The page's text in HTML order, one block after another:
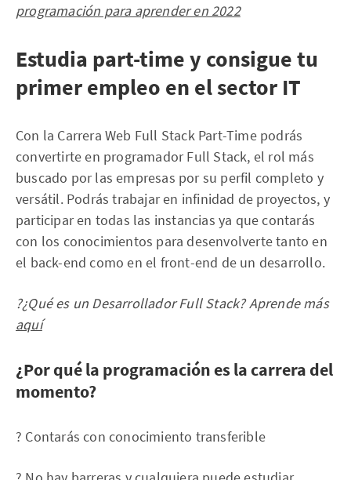
programación para aprender en 2022
Estudia part-time y consigue tu
primer empleo en el sector IT
Con la Carrera Web Full Stack Part-Time podrás
convertirte en programador Full Stack, el rol más
buscado por las empresas por su perfil completo y
versátil. Podrás trabajar en infinidad de proyectos, y
participar en todas las instancias ya que contarás
con los conocimientos para desenvolverte tanto en
el back-end como en el front-end de un desarrollo.
?¿Qué es un Desarrollador Full Stack? Aprende más
aquí
¿Por qué la programación es la carrera del
momento?
? Contarás con conocimiento transferible